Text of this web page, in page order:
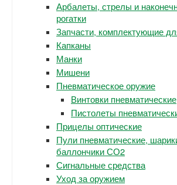
Арбалеты, стрелы и
рогатки
Запчасти, комплектующие
Капканы
Манки
Мишени
Пневматическое оружие
Винтовки пневматические
Пистолеты
Прицелы оптические
Пули пневматические,
баллончики СО2
Сигнальные средства
Уход за оружием